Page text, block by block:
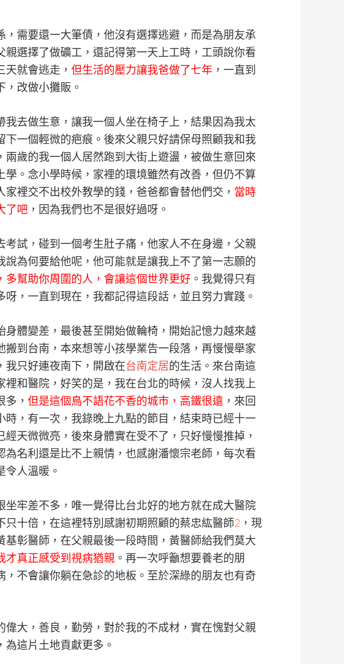
，需要還一大筆債，他沒有選擇逃避，而是為朋友承
選擇了做礦工，還記得第一天上工時，工頭說你看
就會逃走， 但生活的壓力讓我爸做了七年 ，一直到
改做小攤販。
去做生意，讓我一個人坐在椅子上，結果因為我太
下一個輕微的疤痕。後來父親只好請保母照顧我和我
兩歲的我一個人居然跑到大街上遊盪，被做生意回來
學。念小學時候，家裡的環境雖然有改善，但仍不算
裡交不出校外教學的錢，爸爸都會替他們交， 當時
了吧 ，因為我們也不是很好過呀。
考試，碰到一個考生肚子痛，他家人不在身邊，父親
說為何要給他呢，他可能就是讓我上不了第一志願的
多幫助你周圍的人，會讓這個世界更好 。我覺得只有
，一直到現在，我都記得這段話，並且努力實踐。
身體變差，最後甚至開始做輪椅，開始記憶力越來越
搬到台南，本來想等小孩學業告一段落，再慢慢舉家
我只好連夜南下，開啟在台南定居的生活。來台南這
和醫院，好笑的是，我在台北的時候，沒人找我上
， 但是這個鳥不語花不香的城市，高鐵很遠 ，來回
時，有一次，我錄晚上九點的節目，結束時已經十一
天微微亮，後來身體實在受不了，只好慢慢推掉，
為名利還是比不上親情，也感謝潘懷宗老師，每次看
令人溫暖。
坐牢差不多，唯一覺得比台北好的地方就在成大醫院
只十倍，在這裡特別感謝初期照顧的蔡忠紘醫師2 ，現
基彰醫師，在父親最後一段時間，黃醫師給我們莫大
才真正感受到視病猶親 。再一次呼籲想要養老的朋
，不會讓你躺在急診的地板。至於深綠的朋友也有奇
偉大，善良，勤勞，對於我的不成材，實在愧對父親
這片土地貢獻更多。